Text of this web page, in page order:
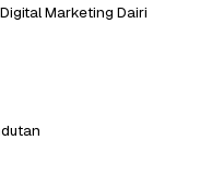
Marketing Dairi